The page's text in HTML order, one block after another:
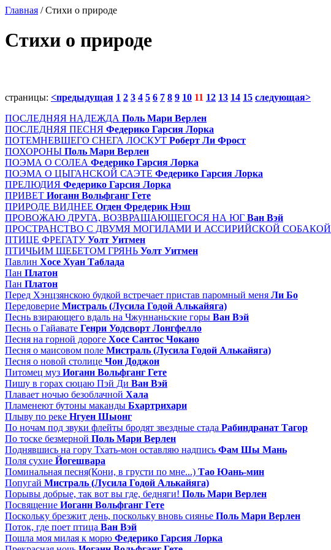
Главная / Стихи о природе
Стихи о природе
страницы: <предыдущая 1 2 3 4 5 6 7 8 9 10 11 12 13 14 15 следующая>
ПОСЛЕДНЯЯ НАДЕЖДА Поль Мари Верлен
ПОСЛЕДНЯЯ ПЕСНЯ Федерико Гарсия Лорка
ПОТЕМНЕВШЕГО СНЕГА ЛОСКУТ Роберт Ли Фрост
ПОХОРОНЫ Поль Мари Верлен
ПОЭМА О СОЛЕА Федерико Гарсия Лорка
ПОЭМА О ЦЫГАНСКОЙ САЭТЕ Федерико Гарсия Лорка
ПРЕЛЮДИЯ Федерико Гарсия Лорка
ПРИВЕТ Иоганн Вольфганг Гете
ПРИРОДЕ ВИДНЕЕ Огден Фредерик Нэш
ПРОВОЖАЮ ДРУГА, ВОЗВРАЩАЮЩЕГОСЯ НА ЮГ Ван Вэй
ПРОСТРАНСТВО С ДВУМЯ МОГИЛАМИ И АССИРИЙСКОЙ СОБАКОЙ
ПТИЦЕ ФРЕГАТУУолт Уитмен
ПТИЧЬИМ ЩЕБЕТОМ ГРЯНЬ Уолт Уитмен
Павлин Хосе Хуан Таблада
Пан Платон
Пан Платон
Перед Хэнцзянскою будкой встречает пристав паромный меня Ли Бо
Передоверие Мистраль (Лусила Годой Алькайяга)
Песнь взирающего вдаль на Чжуннаньские горы Ван Вэй
Песнь о Гайавате Генри Уодсворт Лонгфелло
Песня на горной дороге Хосе Сантос Чокано
Песня о маисовом поле Мистраль (Лусила Годой Алькайяга)
Песня о новой столице Чон Доджон
Питомец муз Иоганн Вольфганг Гете
Пишу в горах сюцаю Пэй Ди Ван Вэй
Плавает ночью безоблачной Хала
Пламенеют бутоны маканды Бхартрихари
Плыву по реке Нгуен Шыонг
По ночам под звуки флейты бродят звездные стада Рабиндранат Тагор
По тоске безмерной Поль Мари Верлен
Поднявшись на гору Тхать-мон оставляю надпись Фам Шы Мань
Поля сухие Йогешвара
Поминальная песня(Кони, в грусти по мне...) Тао Юань-мин
Попугай Мистраль (Лусила Годой Алькайяга)
Порывы добрые, так вот вы где, бедняги! Поль Мари Верлен
Посвящение Иоганн Вольфганг Гете
Поскольку брезжит день, поскольку вновь сиянье Поль Мари Верлен
Поток, где поет птица Ван Вэй
Пошла моя милая к морю Федерико Гарсия Лорка